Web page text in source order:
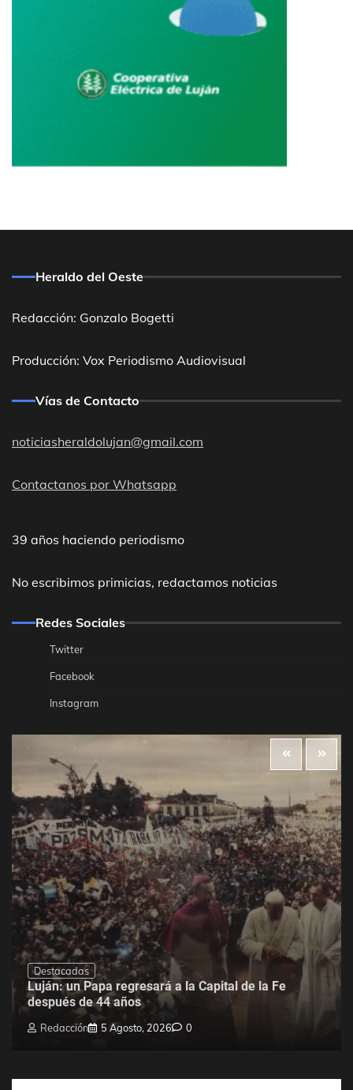
Heraldo del Oeste
Redacción: Gonzalo Bogetti
Producción: Vox Periodismo Audiovisual
Vías de Contacto
noticiasheraldolujan@gmail.com
Contactanos por Whatsapp
39 años haciendo periodismo
No escribimos primicias, redactamos noticias
Redes Sociales
Twitter
Facebook
Instagram
Destacadas
Luján: un Papa regresará a la Capital de la Fe
después de 44 años
Redacción 5 Agosto, 2026 0